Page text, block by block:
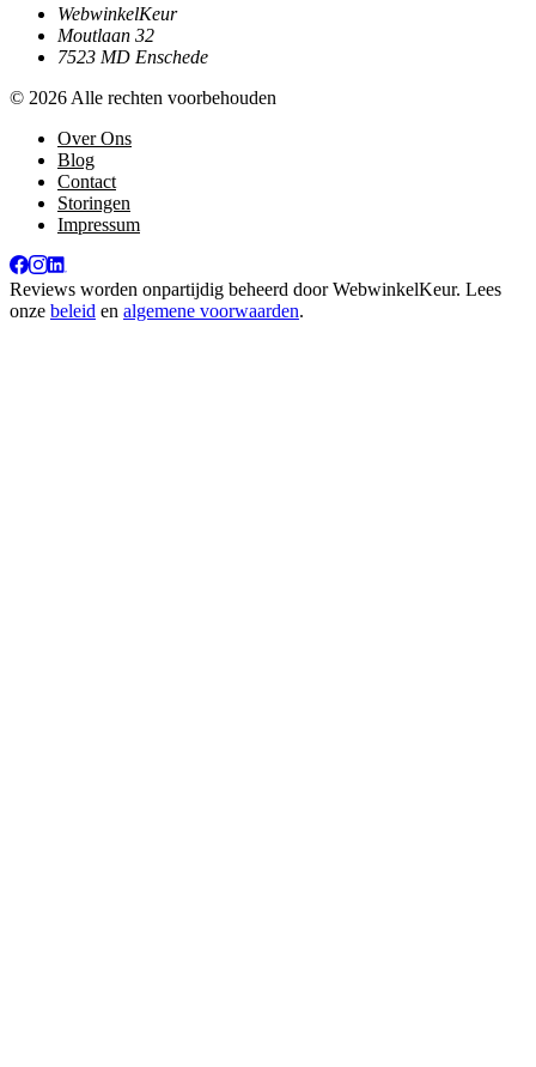
WebwinkelKeur
Moutlaan 32
7523 MD Enschede
© 2026 Alle rechten voorbehouden
Over Ons
Blog
Contact
Storingen
Impressum
Reviews worden onpartijdig beheerd doorWebwinkelKeur. Lees
onze beleid en algemene voorwaarden.